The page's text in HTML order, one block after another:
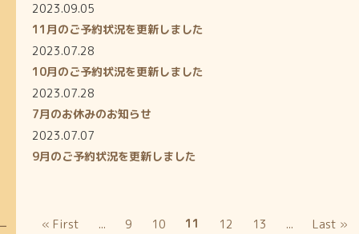
2023.09.05
11月のご予約状況を更新しました
2023.07.28
10月のご予約状況を更新しました
2023.07.28
7月のお休みのお知らせ
2023.07.07
9月のご予約状況を更新しました
« First ... 9 10 11 12 13 ... Last »